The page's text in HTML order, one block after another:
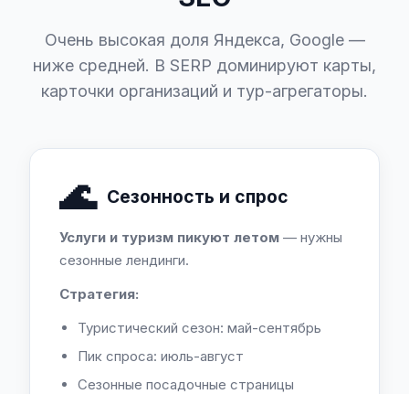
Очень высокая доля Яндекса, Google —
ниже средней. В SERP доминируют карты,
карточки организаций и тур-агрегаторы.
🌊 Сезонность и спрос
Услуги и туризм пикуют летом — нужны
сезонные лендинги.
Стратегия:
Туристический сезон: май-сентябрь
Пик спроса: июль-август
Сезонные посадочные страницы